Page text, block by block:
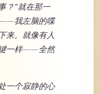
？”就在那一
我左脑的喋
来。就像有人
一样——全然
一个寂静的心